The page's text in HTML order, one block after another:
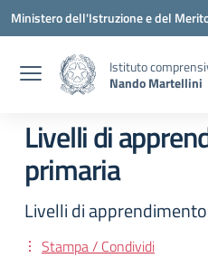
Vai ai contenuti
Vai al menu di navigazione
Vai al footer
Ministero dell'Istruzione e del
Istituto
Nando Martellini
Livelli di
primaria
Livelli di
Stampa / Condividi